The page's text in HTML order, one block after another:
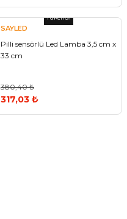
Tükendi
SAYLED
Pilli sensörlü Led Lamba 3,5 cm x
33 cm
380,40 ₺
317,03 ₺